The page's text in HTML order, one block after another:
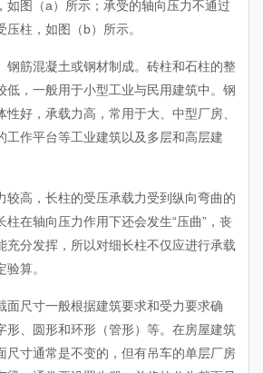
如图（a）所示；承受的轴向压力不通过
柱，如图（b）所示。
钢筋混凝土或钢材制成。砖柱和石柱的整
低，一般用于小型工业与民用建筑中。钢
好，承载力高，常用于大、中型厂房、
工作平台等工业建筑以及多层和高层建
较高，长柱的受压承载力受到纵向弯曲的
柱在轴向压力作用下还会发生“压曲”，丧
充分发挥，所以对细长柱不仅应进行承载
算。
面尺寸一般根据建筑要求和受力要求确
形、圆形和环形（管形）等。在房屋建筑
尺寸通常是不变的，但有吊车的单层厂房